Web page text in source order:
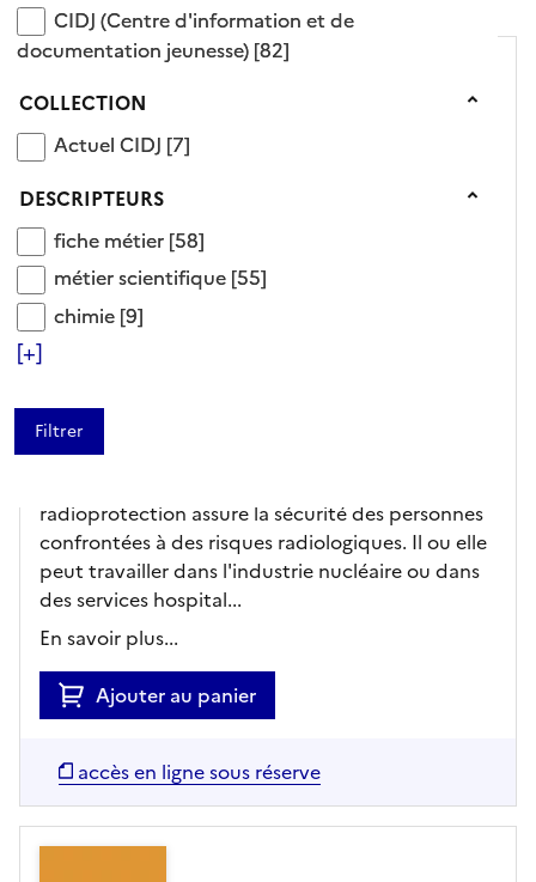
CIDJ (Centre d'information et de documentation
CIDJ (Centre d'information et de
documentation jeunesse) [82]
Collection
COLLECTION
Actuel CIDJ
Actuel CIDJ [7]
Descripteurs
DESCRIPTEURS
fiche métier
fiche métier [58]
métier scientifique
métier scientifique [55]
chimiechimie [9]
[+]
ARTICLE
Technicien / Technicienne
en radioprotection
CIDJ (Centre d'information et de documentation
jeunesse),
radioprotection assure la sécurité des personnes
confrontées à des risques radiologiques. Il ou elle
peut travailler dans l'industrie nucléaire ou dans
des services hospital...
En savoir plus...
Ajouter au panier
accès en ligne sous réserve